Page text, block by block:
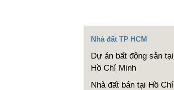
Nhà đất TP HCM
Dự án bất động sản tại
Hồ Chí Minh
Nhà đất bán tại Hồ Chí